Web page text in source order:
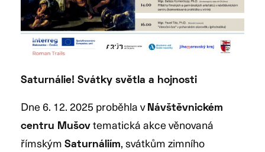
Saturnálie! Svátky světla a hojnosti
Dne 6. 12. 2025 proběhla v Návštěvnickém
centru Mušov tematická akce věnovaná
římským Saturnáliím, svátkům zimního